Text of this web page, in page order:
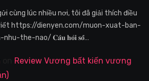
cùng lúc nhiều nơi, tôi đã giải thích điều
https://dienyen.com/muon-xuat-ban-
the-nao/ 𝐂𝐚̂𝐮 𝐡𝐨̉𝐢 𝐬𝐨̂́…
Review Vương bất kiến vương